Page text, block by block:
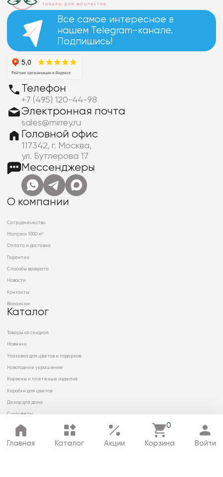
Главная Каталог Акции
0
Корзина Войти
Все самое интересное в
нашем Telegram-канале.
Подпишись!
Телефон
+7 (495) 120-44-98
Электронная почта
sales@mirrey.ru
Головной офис
117342, г. Москва,
ул. Бутлерова 17
Мессенджеры
О компании
Сотрудничество
Магазин 1000 м²
Оплата и доставка
Гарантии
Способы возврата
Новости
Контакты
Вакансии
Каталог
Товары со скидкой
Новинки
Упаковка для цветов и подарков
Новогодние украшения
Корзины и плетеные изделия
Коробки для цветов
Декор для дома
Сухоцветы
© 2026 ООО «МИРРЭЙ»